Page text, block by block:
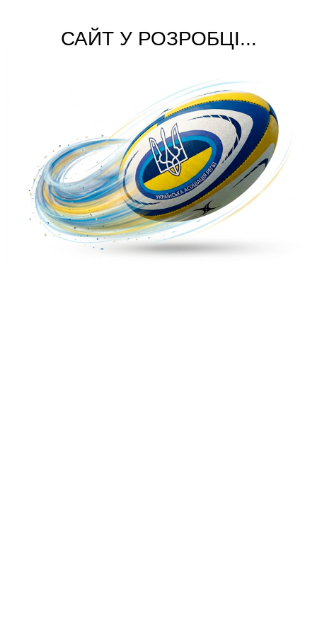
САЙТ У РОЗРОБЦІ...